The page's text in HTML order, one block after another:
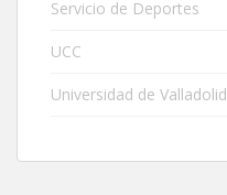
Servicio de Deportes
UCC
Universidad de Valladolid